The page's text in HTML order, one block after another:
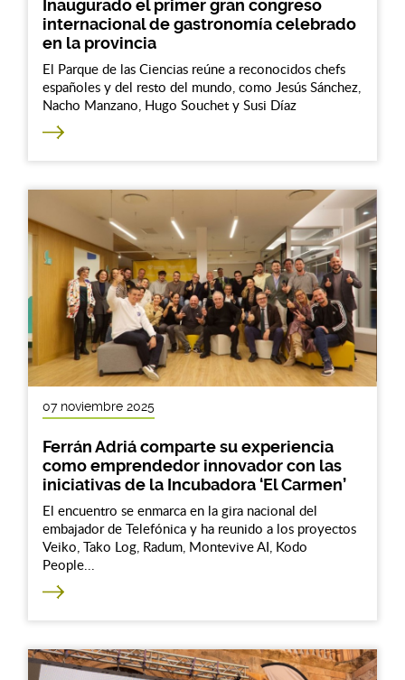
Inaugurado el primer gran congreso
internacional de gastronomía celebrado
en la provincia
El Parque de las Ciencias reúne a reconocidos chefs
españoles y del resto del mundo, como Jesús Sánchez,
Nacho Manzano, Hugo Souchet y Susi Díaz
07 noviembre 2025
Ferrán Adriá comparte su experiencia
como emprendedor innovador con las
iniciativas de la Incubadora ‘El Carmen’
El encuentro se enmarca en la gira nacional del
embajador de Telefónica y ha reunido a los proyectos
Veiko, Tako Log, Radum, Montevive AI, Kodo
People...